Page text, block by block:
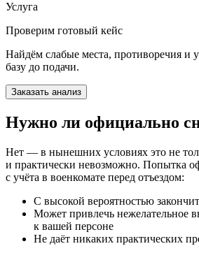
Услуга
Проверим готовый кейс
Найдём слабые места, противоречия и
базу до подачи.
Заказать анализ
Нужно ли официально
Нет — в нынешних условиях это не
и практически невозможно. Попытка
с учёта в военкомате перед отъездом:
С высокой вероятностью
Может привлечь нежелательное
к вашей персоне
Не даёт никаких практических